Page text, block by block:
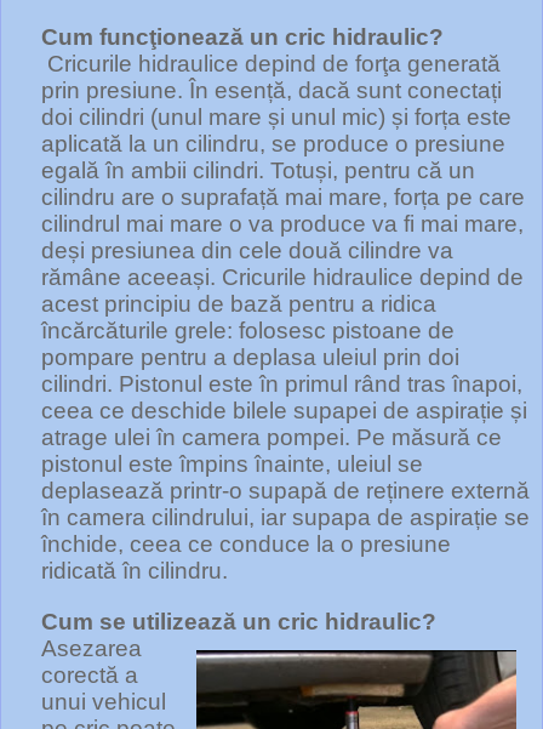
Cum funcţionează un cric hidraulic?
Cricurile hidraulice depind de forţa generată
prin presiune. În esență, dacă sunt conectați
doi cilindri (unul mare și unul mic) și forța este
aplicată la un cilindru, se produce o presiune
egală în ambii cilindri. Totuși, pentru că un
cilindru are o suprafață mai mare, forța pe care
cilindrul mai mare o va produce va fi mai mare,
deși presiunea din cele două cilindre va
rămâne aceeași. Cricurile hidraulice depind de
acest principiu de bază pentru a ridica
încărcăturile grele: folosesc pistoane de
pompare pentru a deplasa uleiul prin doi
cilindri. Pistonul este în primul rând tras înapoi,
ceea ce deschide bilele supapei de aspirație și
atrage ulei în camera pompei. Pe măsură ce
pistonul este împins înainte, uleiul se
deplasează printr-o supapă de reținere externă
în camera cilindrului, iar supapa de aspirație se
închide, ceea ce conduce la o presiune
ridicată în cilindru.
Cum se utilizează un cric hidraulic?
Asezarea
corectă a
unui vehicul